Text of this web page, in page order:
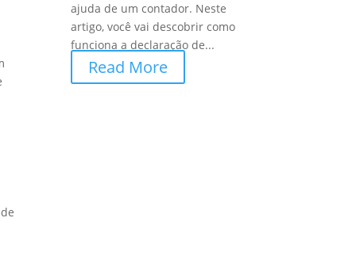
ajuda de um contador. Neste
artigo, você vai descobrir como
funciona a declaração de...
Read More